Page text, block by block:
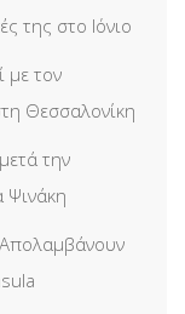
της στο Ιόνιο
με τον
Θεσσαλονίκη
την
Ψινάκη